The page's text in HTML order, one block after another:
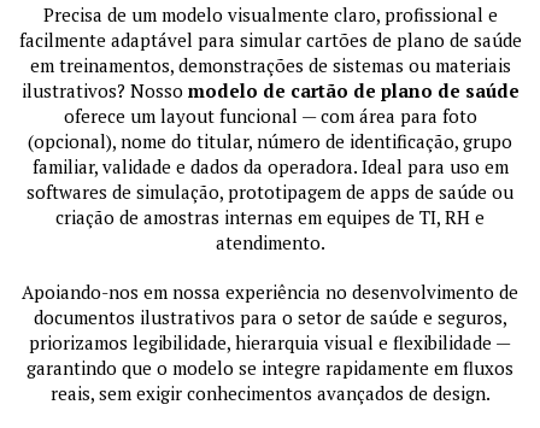
Precisa de um modelo visualmente claro, profissional e
facilmente adaptável para simular cartões de plano de saúde
em treinamentos, demonstrações de sistemas ou materiais
ilustrativos? Nosso modelo de cartão de plano de saúde
oferece um layout funcional — com área para foto
(opcional), nome do titular, número de identificação, grupo
familiar, validade e dados da operadora. Ideal para uso em
softwares de simulação, prototipagem de apps de saúde ou
criação de amostras internas em equipes de TI, RH e
atendimento.
Apoiando-nos em nossa experiência no desenvolvimento de
documentos ilustrativos para o setor de saúde e seguros,
priorizamos legibilidade, hierarquia visual e flexibilidade —
garantindo que o modelo se integre rapidamente em fluxos
reais, sem exigir conhecimentos avançados de design.